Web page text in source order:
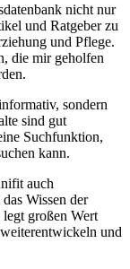
nicht nur
und Ratgeber zu
und Pflege.
⁢die mir geholfen
sondern
sind gut
Suchfunktion,
kann.
auch
Wissen der
großen Wert
und